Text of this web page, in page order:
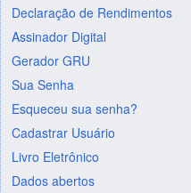
Declaração de Rendimentos
Assinador Digital
Gerador GRU
Sua Senha
Esqueceu sua senha?
Cadastrar Usuário
Livro Eletrônico
Dados abertos